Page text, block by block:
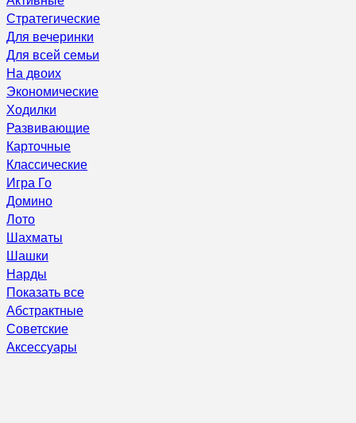
Стратегические
Для вечеринки
Для всей семьи
На двоих
Экономические
Ходилки
Развивающие
Карточные
Классические
Игра Го
Домино
Лото
Шахматы
Шашки
Нарды
Показать все
Абстрактные
Советские
Аксессуары